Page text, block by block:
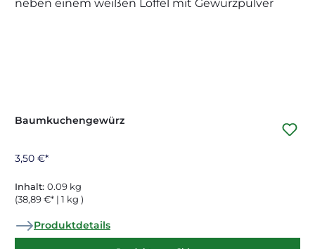
Baumkuchengewürz
3,50 €*
Inhalt: 0.09 kg
(38,89 €* | 1 kg )
Produktdetails